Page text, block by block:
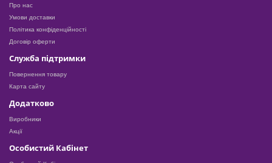
Про нас
Умови доставки
Політика конфіденційності
Договір оферти
Служба підтримки
Повернення товару
Карта сайту
Додатково
Виробники
Акції
Особистий Кабінет